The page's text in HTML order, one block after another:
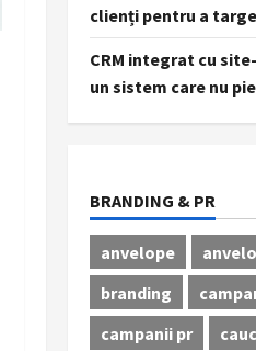
clienți pentru a
CRM integrat cu
un sistem care nu
BRANDING & PR
anvelope
branding
campanii pr